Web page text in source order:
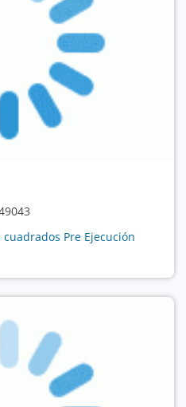
cuadrados Pre Ejecución